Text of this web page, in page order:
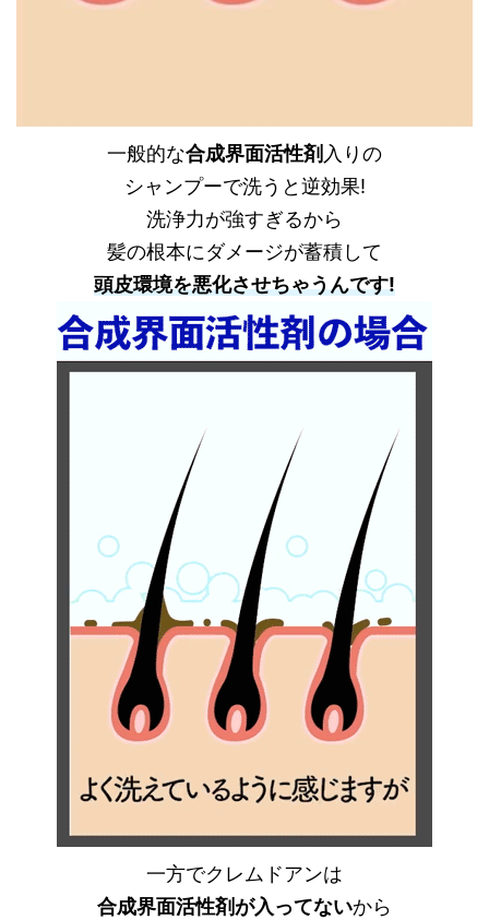
一般的な合成界面活性剤 入りの
シャンプーで洗うと逆効果!
洗浄力が強すぎるから
髪の根本にダメージが蓄積して
頭皮環境を悪化させちゃうんです!
一方でクレムドアンは
合成界面活性剤が入ってないから